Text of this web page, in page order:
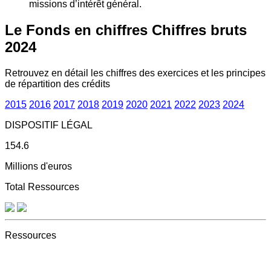
missions d’intérêt général.
Le Fonds en chiffres Chiffres bruts
2024
Retrouvez en détail les chiffres des exercices et les principes
de répartition des crédits
2015 2016 2017 2018 2019 2020 2021 2022 2023 2024
DISPOSITIF LÉGAL
154.6
Millions d'euros
Total Ressources
Ressources